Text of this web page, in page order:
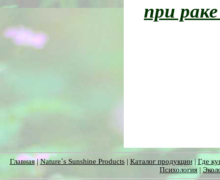
при
Главная |Nature`s Sunshine Products| Каталог продукции|Где
Психология |